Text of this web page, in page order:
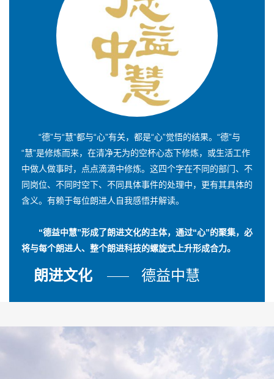
“德”与“慧”都与“心”有关，都是“心”觉悟的结果。“德”与
“慧”是修炼而来，在清净无为的空杯心态下修炼，或生活工作
中做人做事时，点点滴滴中修炼。这四个字在不同的部门、不
同岗位、不同时空下、不同具体事件的处理中，更有其具体的
含义。有赖于每位朗进人自我感悟并解读。
“德益中慧”形成了朗进文化的主体，通过“心”的聚集，必
将与每个朗进人、整个朗进科技的螺旋式上升形成合力。
朗进文化 德益中慧